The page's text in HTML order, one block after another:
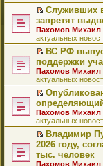
и
к
п
е
р
в
о
м
у
н
е
п
р
о
ч
и
т
а
н
н
р
е
й
т
и
к
п
е
р
в
о
м
у
н
е
п
р
о
ч
и
П
е
р
е
й
т
и
к
п
е
р
в
о
м
у
н
е
п
Служивших
запретят
Пахомов Михаил
актуальных
П
е
р
е
й
т
и
к
п
е
р
в
о
ВС РФ
поддержки
Пахомов Михаил
актуальных
П
е
р
е
й
т
и
к
Пахомов Михаил
актуальных
П
е
р
Владимир
2026 году,
тыс. человек
Пахомов Михаил